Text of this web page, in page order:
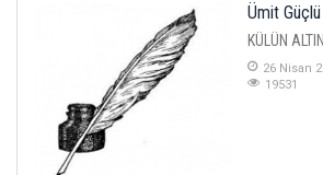
Ümit Güçlü
KÜLÜN
26 Nisan
19531